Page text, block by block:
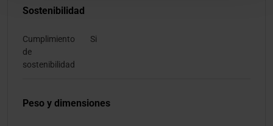
Sostenibilidad
Cumplimiento
de
sostenibilidad
Si
Peso y dimensiones